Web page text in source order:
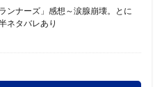
ンナーズ」感想～涙腺崩壊。とに
ネタバレあり